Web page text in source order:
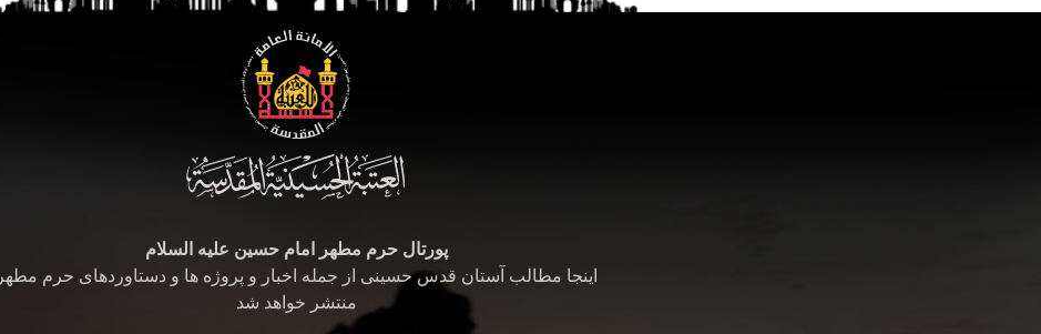
پورتال حرم مطهر امام حسین علیه السلام
اینجا مطالب آستان قدس حسینی از جمله اخبار و پروژه ها و دستاوردهای حرم مطهر
منتشر خواهد شد